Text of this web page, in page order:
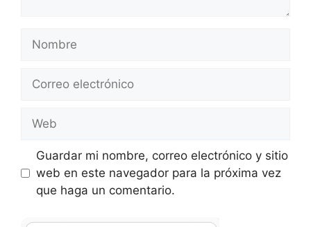
Nombre
Correo
Web
Guardar mi nombre, correo electrónico y sitio
web en este navegador para la próxima vez
que haga un comentario.